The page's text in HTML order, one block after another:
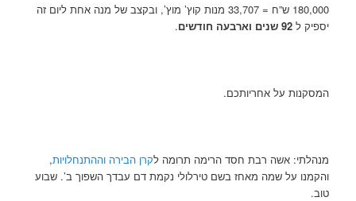
180,000 ש”ח = 33,707 מנות קוץ’ מוץ’, ובקצב של מנה אחת ליום זה
יספיק ל92 שנים וארבעה חודשים .
המסקנות על אחריותכם.
מנהלתי: אשה רבת חסד הרימה תרומה לקרן הבירה וההתנחלויות,
והקמנו על שמה מאחז בשם טירלולי נקמת דם עבדך השפוך ב’. שבוע
טוב.